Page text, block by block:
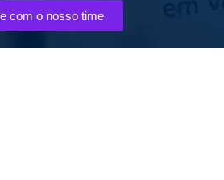
com o nosso time